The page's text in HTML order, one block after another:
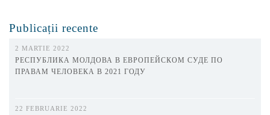
Publicații recente
2 MARTIE 2022
РЕСПУБЛИКА МОЛДОВА В ЕВРОПЕЙСКОМ СУДЕ ПО
ПРАВАМ ЧЕЛОВЕКА В 2021 ГОДУ
22 FEBRUARIE 2022